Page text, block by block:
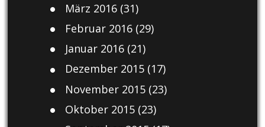
März 2016(31)
Februar 2016(29)
Januar 2016(21)
Dezember 2015(17)
November 2015(23)
Oktober 2015(23)